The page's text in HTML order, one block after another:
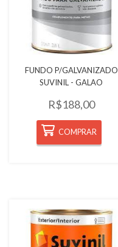
Quickview
FUNDO P/GALVANIZADO
SUVINIL - GALAO
R$188,00
COMPRAR